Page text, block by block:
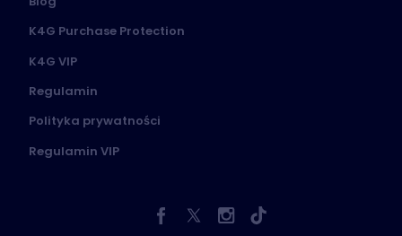
K4G Purchase Protection
K4G VIP
Regulamin
Polityka prywatności
Regulamin VIP